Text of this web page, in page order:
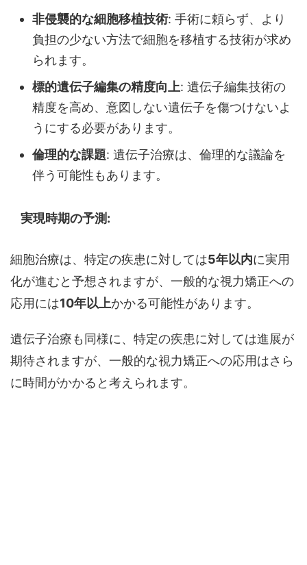
非侵襲的な細胞移植技術: 手術に頼らず、より
負担の少ない方法で細胞を移植する技術が求め
られます。
標的遺伝子編集の精度向上: 遺伝子編集技術の
精度を高め、意図しない遺伝子を傷つけないよ
うにする必要があります。
倫理的な課題: 遺伝子治療は、倫理的な議論を
伴う可能性もあります。
実現時期の予測:
細胞治療は、特定の疾患に対しては5年以内に実用
化が進むと予想されますが、一般的な視力矯正への
応用には10年以上かかる可能性があります。
遺伝子治療も同様に、特定の疾患に対しては進展が
期待されますが、一般的な視力矯正への応用はさら
に時間がかかると考えられます。